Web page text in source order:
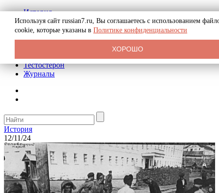
История
Биография
Криминал
Реклама на сайте
Тестостерон
Журналы
История
12/11/24
Используя сайт russian7.ru, Вы соглашаетесь с использованием
cookie, которые указаны в Политике конфиденциальности
ХОРОШО